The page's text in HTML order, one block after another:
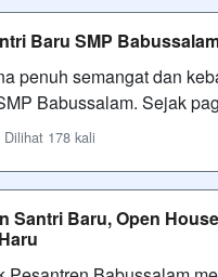
Baru SMP
penuh semangat dan
Babussalam. Sejak
178 kali
Santri Baru, Open